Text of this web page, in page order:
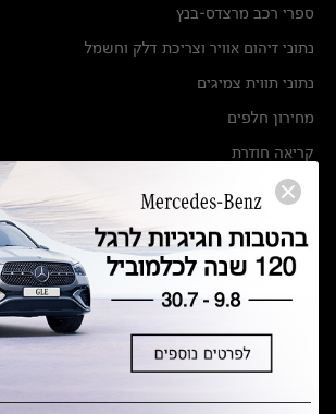
ספרי רכב מרצדס-בנץ
נתוני זיהום אוויר וצריכת דלק וחשמל
נתוני תווית צמיגים
מחירון חלפים
קריאה חוזרת
הודעה על הטבות לרכבי מרצדס בהסדר פשרה בתצ 56447-02-19
תקנון ימי מכירות 120 לכלמוביל
מצאו אותנו
אולמות תצוגה